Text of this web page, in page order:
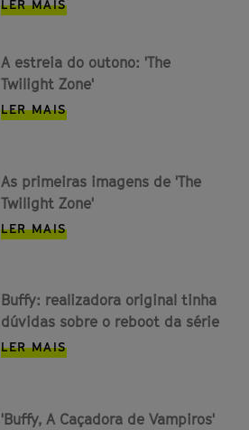
LER MAIS
A estreia do outono: 'The
Twilight Zone'
LER MAIS
As primeiras imagens de 'The
Twilight Zone'
LER MAIS
Buffy: realizadora original tinha
dúvidas sobre o reboot da série
LER MAIS
'Buffy, A Caçadora de Vampiros'